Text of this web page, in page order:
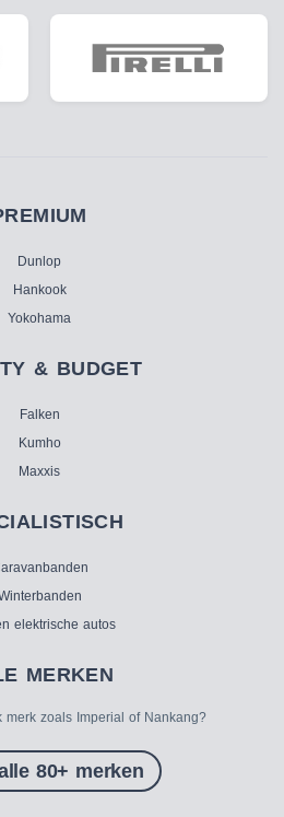
Dunlop
Hankook
Yokohama
& BUDGET
Falken
Kumho
Maxxis
elektrische autos
MERKEN
merk zoals Imperial of Nankang?
80+ merken